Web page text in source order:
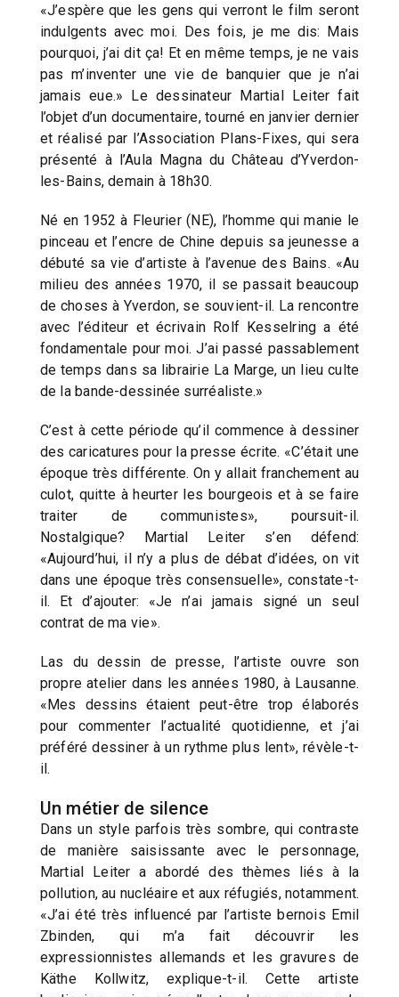
«J’espère que les gens qui verront le film seront
indulgents avec moi. Des fois, je me dis: Mais
pourquoi, j’ai dit ça! Et en même temps, je ne vais
pas m’inventer une vie de banquier que je n’ai
jamais eue.» Le dessinateur Martial Leiter fait
l’objet d’un documentaire, tourné en janvier dernier
et réalisé par l’Association Plans-Fixes, qui sera
présenté à l’Aula Magna du Château d’Yverdon-
les-Bains, demain à 18h30.
Né en 1952 à Fleurier (NE), l’homme qui manie le
pinceau et l’encre de Chine depuis sa jeunesse a
débuté sa vie d’artiste à l’avenue des Bains. «Au
milieu des années 1970, il se passait beaucoup
de choses à Yverdon, se souvient-il. La rencontre
avec l’éditeur et écrivain Rolf Kesselring a été
fondamentale pour moi. J’ai passé passablement
de temps dans sa librairie La Marge, un lieu culte
de la bande-dessinée surréaliste.»
C’est à cette période qu’il commence à dessiner
des caricatures pour la presse écrite. «C’était une
époque très différente. On y allait franchement au
culot, quitte à heurter les bourgeois et à se faire
traiter de communistes», poursuit-il.
Nostalgique? Martial Leiter s’en défend:
«Aujourd’hui, il n’y a plus de débat d’idées, on vit
dans une époque très consensuelle», constate-t-
il. Et d’ajouter: «Je n’ai jamais signé un seul
contrat de ma vie».
Las du dessin de presse, l’artiste ouvre son
propre atelier dans les années 1980, à Lausanne.
«Mes dessins étaient peut-être trop élaborés
pour commenter l’actualité quotidienne, et j’ai
préféré dessiner à un rythme plus lent», révèle-t-
il.
Un métier de silence
Dans un style parfois très sombre, qui contraste
de manière saisissante avec le personnage,
Martial Leiter a abordé des thèmes liés à la
pollution, au nucléaire et aux réfugiés, notamment.
«J’ai été très influencé par l’artiste bernois Emil
Zbinden, qui m’a fait découvrir les
expressionnistes allemands et les gravures de
Käthe Kollwitz, explique-t-il. Cette artiste